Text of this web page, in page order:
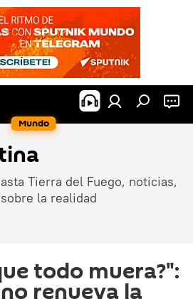
Mundo
Tierra del Fuego, noticias,
la realidad
todo muera?":
renueva la